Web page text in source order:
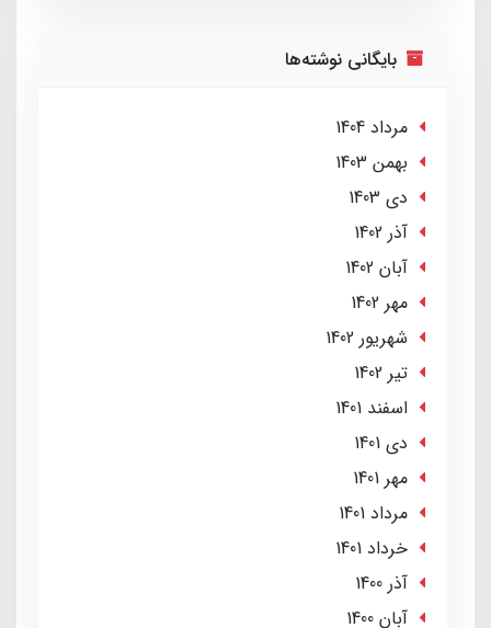
بایگانی نوشته‌ها
مرداد 1404
بهمن 1403
دی 1403
آذر 1402
آبان 1402
مهر 1402
شهریور 1402
تير 1402
اسفند 1401
دی 1401
مهر 1401
مرداد 1401
خرداد 1401
آذر 1400
آبان 1400